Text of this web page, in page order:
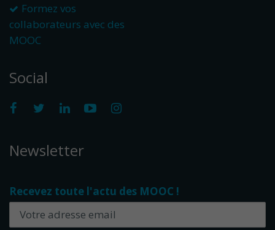
Formez vos
collaborateurs avec des
MOOC
Social
Newsletter
Recevez toute l'actu des MOOC !